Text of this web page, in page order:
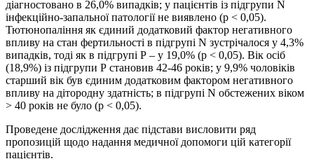
діагностовано в 26,0% випадків; у пацієнтів із підгрупи N
інфекційно-запальної патології не виявлено (p < 0,05).
Тютюнопаління як єдиний додатковий фактор негативного
впливу на стан фертильності в підгрупі N зустрічалося у 4,3%
випадків, тоді як в підгрупі Р – у 19,0% (p < 0,05). Вік осіб
(18,9%) із підгрупи Р становив 42-46 років; у 9,9% чоловіків
старший вік був єдиним додатковим фактором негативного
впливу на дітородну здатність; в підгрупі N обстежених віком
> 40 років не було (p < 0,05).
Проведене дослідження дає підстави висловити ряд
пропозицій щодо надання медичної допомоги цій категорії
пацієнтів.